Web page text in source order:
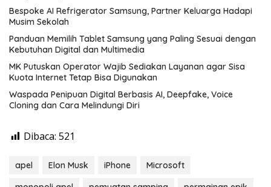
Bespoke AI Refrigerator Samsung, Partner Keluarga Hadapi
Musim Sekolah
Panduan Memilih Tablet Samsung yang Paling Sesuai dengan
Kebutuhan Digital dan Multimedia
MK Putuskan Operator Wajib Sediakan Layanan agar Sisa
Kuota Internet Tetap Bisa Digunakan
Waspada Penipuan Digital Berbasis AI, Deepfake, Voice
Cloning dan Cara Melindungi Diri
Dibaca: 521
apel Elon Musk iPhone
Microsoft